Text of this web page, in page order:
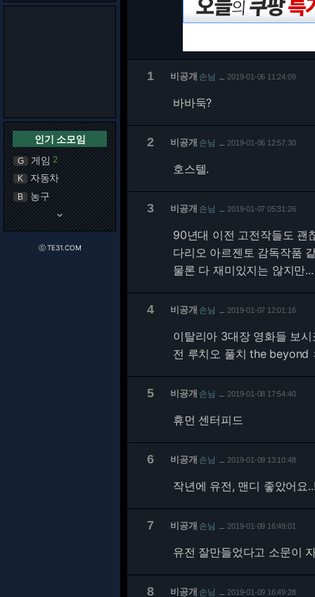
인기 소모임
G 게임 2
K 자동차
B 농구
keyboard_arrow_down
ⓒ TE31.COM
1 비공개 손님 2019-01-06 11:24:09
바바둑?
2 비공개 손님 2019-01-06 12:57:30
호스텔.
3 비공개 손님 2019-01-07 05:31:26
90년대 이전 고전작들도 괜
다리오 아르젠토 감독작품
물론 다 재미있지는 않지만...
4 비공개 손님 2019-01-07 12:01:16
이탈리아 3대장 영화들 보시
전 루치오 풀치 the beyond
5 비공개 손님 2019-01-08 17:54:40
휴먼 센터피드
6 비공개 손님 2019-01-09 13:10:48
작년에 유전, 맨디 좋았어요
7 비공개 손님 2019-01-09 16:49:01
유전 잘만들었다고 소문이
8 비공개 손님 2019-01-09 16:49:28